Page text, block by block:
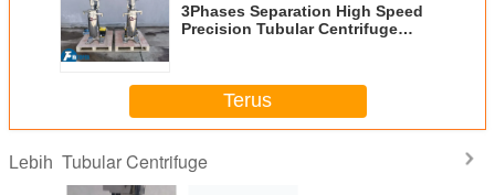
3Phases Separation High Speed
Precision Tubular Centrifuge
Terus
Lebih Tubular Centrifuge